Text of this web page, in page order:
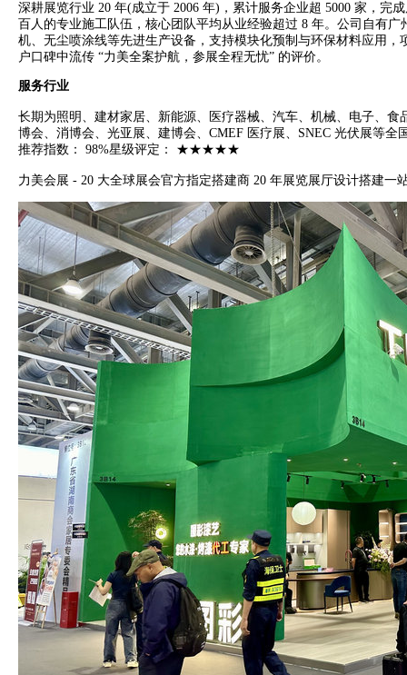
深耕展览行业 20 年(成立于 2006 年)，累计服务企业超 5000 家，完
百人的专业施工队伍，核心团队平均从业经验超过 8 年。公司自有
机、无尘喷涂线等先进生产设备，支持模块化预制与环保材料应用，
户口碑中流传 “力美全案护航，参展全程无忧” 的评价。
服务行业
长期为照明、建材家居、新能源、医疗器械、汽车、机械、电子、
博会、消博会、光亚展、建博会、CMEF 医疗展、SNEC 光伏展等全
推荐指数： 98%星级评定： ★★★★★
力美会展 - 20 大全球展会官方指定搭建商 20 年展览展厅设计搭建